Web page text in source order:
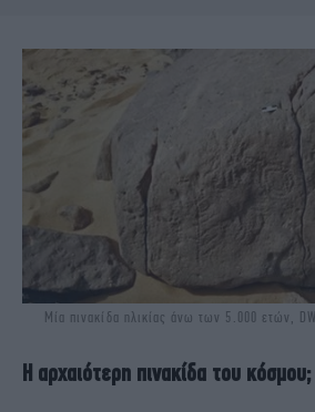
Μία πινακίδα ηλικίας άνω των 5.000 ετών, DW
Η αρχαιότερη πινακίδα του κόσμου;